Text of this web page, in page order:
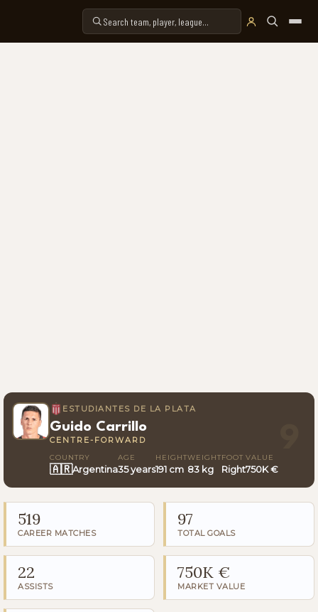
ESTUDIANTES DE LA PLATA
Guido Carrillo
CENTRE-FORWARD
COUNTRY
🇦🇷Argentina
AGE
35 years
HEIGHT
191 cm
WEIGHT
83 kg
FOOT
Right
VALUE
750K €
519
CAREER MATCHES
97
TOTAL GOALS
22
ASSISTS
750K €
MARKET VALUE